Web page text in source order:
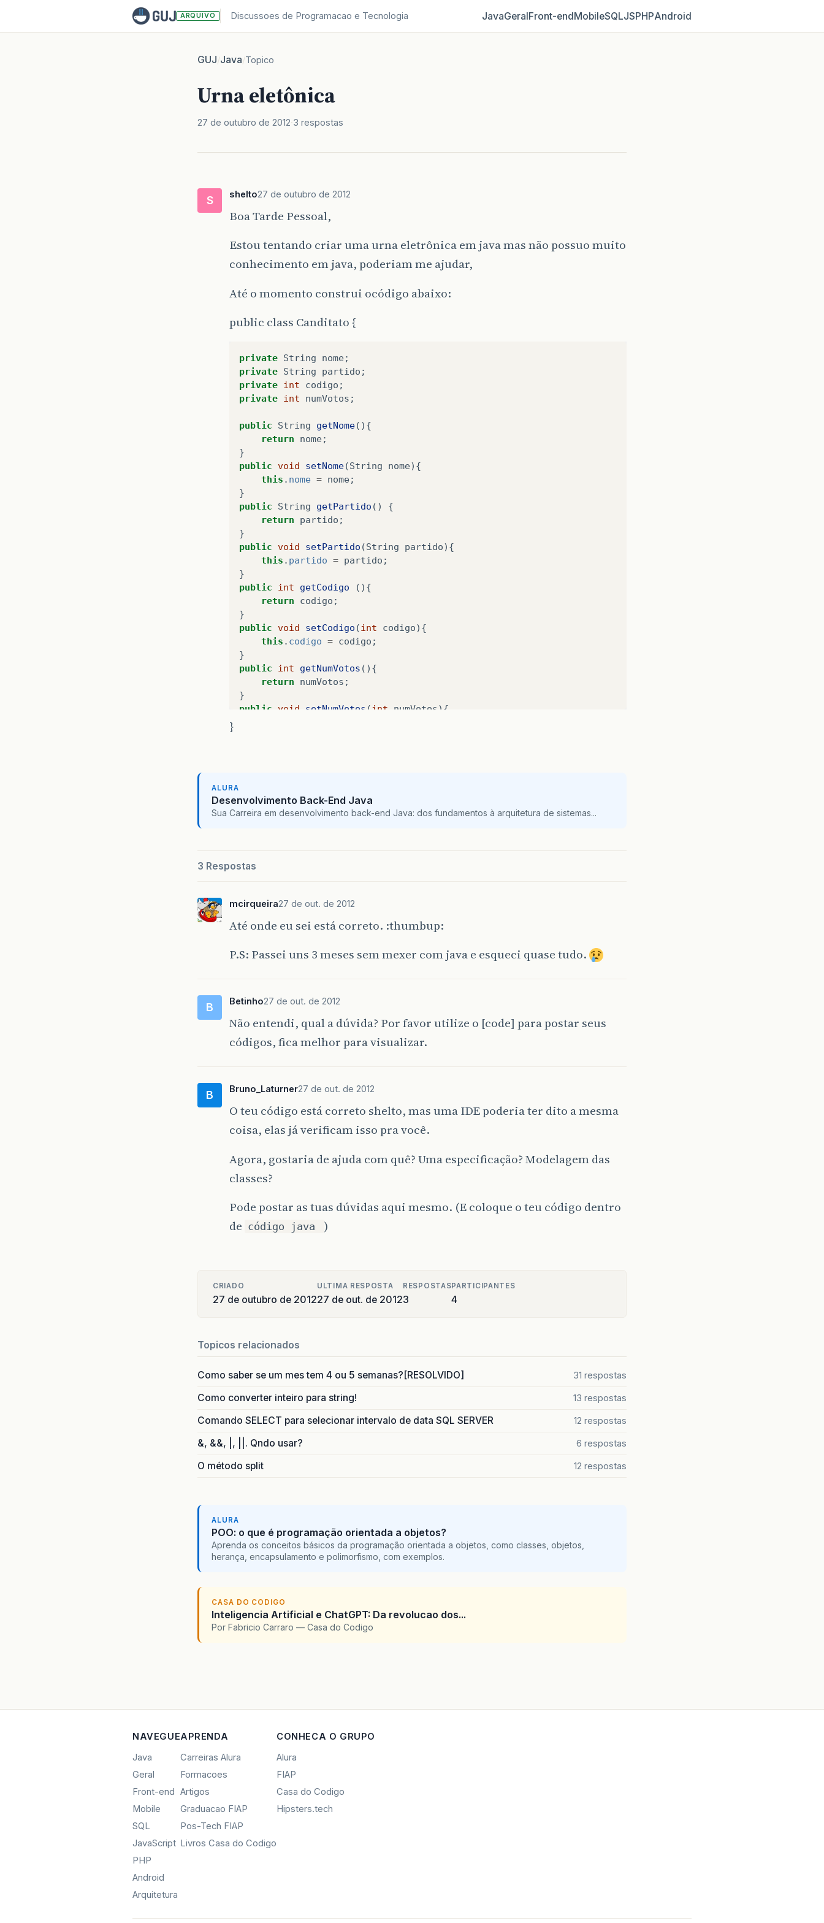
ARQUIVO Discussoes de Programacao e Tecnologia JavaGeralFront‑endMobileSQLJSPHPAndroid
GUJ/Java/Topico
Urna eletônica
27 de outubro de 2012 3 respostas
S shelto27 de outubro de 2012
Boa Tarde Pessoal,
Estou tentando criar uma urna eletrônica em java mas não possuo muito
conhecimento em java, poderiam me ajudar,
Até o momento construi ocódigo abaixo:
public class Canditato {
private String nome;
private String partido ;
private int codigo ;
private int numVotos ;
public String getNome(){
return
nome;
}
public void setNome(String nome){
this . nome = nome;
}
public
String getPartido ()
{
return
partido ;
}
public void setPartido (String partido){
this . partido = partido ;
}
public
int getCodigo
(){
return
codigo ;
}
public void setCodigo (int codigo){
this . codigo = codigo ;
}
public
int getNumVotos (){
return
numVotos ;
}
public void setNumVotos (int numVotos){
}
ALURA
Desenvolvimento Back-End Java
Sua Carreira em desenvolvimento back-end Java: dos fundamentos à arquitetura de sistemas...
3 Respostas
mcirqueira27 de out. de 2012
Até onde eu sei está correto. :thumbup:
P.S: Passei uns 3 meses sem mexer com java e esqueci quase tudo.
B Betinho27 de out. de 2012
Não entendi, qual a dúvida? Por favor utilize o [code] para postar seus
códigos, fica melhor para visualizar.
B Bruno_Laturner27 de out. de 2012
O teu código está correto shelto, mas uma IDE poderia ter dito a mesma
coisa, elas já verificam isso pra você.
Agora, gostaria de ajuda com quê? Uma especificação? Modelagem das
classes?
Pode postar as tuas dúvidas aqui mesmo. (E coloque o teu código dentro
de código java )
CRIADO
27 de outubro de 2012
ULTIMA RESPOSTA
27 de out. de 2012
RESPOSTAS
3
PARTICIPANTES
4
Topicos relacionados
Como saber se um mes tem 4 ou 5 semanas?[RESOLVIDO] 31 respostas
Como converter inteiro para string! 13 respostas
Comando SELECT para selecionar intervalo de data SQL SERVER 12 respostas
&, &&, |, ||. Qndo usar? 6 respostas
O método split 12 respostas
ALURA
POO: o que é programação orientada a objetos?
Aprenda os conceitos básicos da programação orientada a objetos, como classes, objetos,
herança, encapsulamento e polimorfismo, com exemplos.
CASA DO CODIGO
Inteligencia Artificial e ChatGPT: Da revolucao dos...
Por Fabricio Carraro — Casa do Codigo
NAVEGUE
Java
Geral
Front-end
Mobile
SQL
JavaScript
PHP
Android
Arquitetura
APRENDA
Carreiras Alura
Formacoes
Artigos
Graduacao FIAP
Pos-Tech FIAP
Livros Casa do Codigo
CONHECA O GRUPO
Alura
FIAP
Casa do Codigo
Hipsters.tech